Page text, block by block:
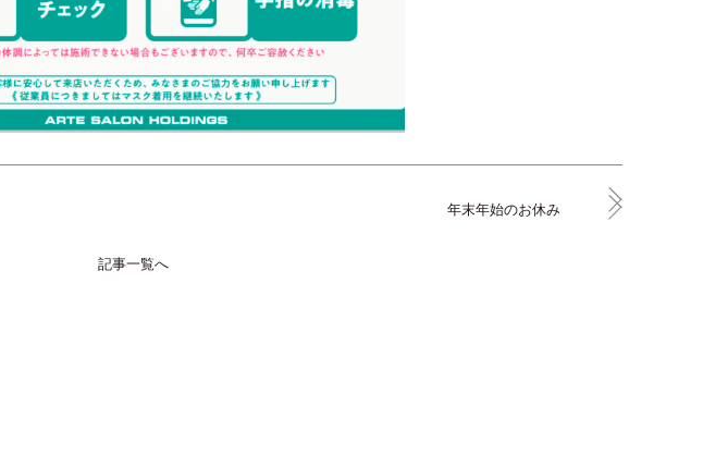
年末年始のお休み
記事一覧へ